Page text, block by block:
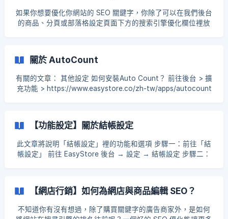
如果你想要優化你網站的 SEO 關鍵字，你除了可以在我們後台
的商品、分頁或部落格設定頁面下方的搜索引擎優化欄位裡放
輯原始碼 → theme.liquid → 於 與 之間加入以下代碼 <meta
name="keywords" content="關鍵詞, 關鍵詞,"> 只需要在
content= 後方加入你要的關鍵詞即可，例如： ![]
(https://storage.crisp.chat/users/helpdesk/website/96f3d11
關於 AutoCount
有關的文章： 其他設定 如何安裝Auto Count？ 前往後台 > 擴
充功能 > https://www.easystore.co/zh-tw/apps/autocount
改後將自動同步（商品條碼、重量、重量單位、價格、成本價
格、庫存數量）到 AutoCount 的連接StockItem 商
【功能設定】關於結帳設定
此文章將說明「結帳設定」裡的功能和選項 步驟一：前往「結
帳設定」 前往 EasyStore 後台 → 設定 → 結帳設定 步驟二：
(https://storage.crisp.chat/users/helpdesk/website/b34797
d9594d3000/
【網店行銷】如何為網店與商品編輯 SEO？
不知道你有沒有想過，除了購買關鍵字的廣告商家外，是如何